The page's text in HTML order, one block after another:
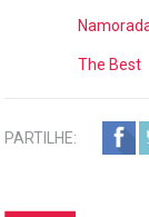
The Best
PARTILHE: